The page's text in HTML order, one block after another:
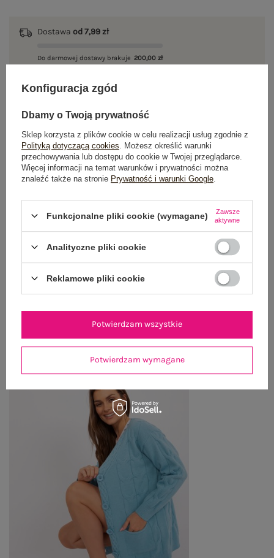
Dostawa od 7,99 zł
Do darmowej dostawy brakuje 200,00 zł
OPIS PRODUKTU
OPINIE O PRODUKCIE (0)
WYSYŁKA I DOSTAWA
ZWROTY I REKLAMACJE
OSTATNIO OGLĄDANE
Konfiguracja zgód
Dbamy o Twoją prywatność
Sklep korzysta z plików cookie w celu realizacji usług zgodnie z
Polityką dotyczącą cookies . Możesz określić warunki
przechowywania lub dostępu do cookie w Twojej przeglądarce.
Więcej informacji na temat warunków i prywatności można
znaleźć także na stronie Prywatność i warunki Google
Funkcjonalne pliki cookie (wymagane)
Zawsze
aktywne
Analityczne pliki cookie
Reklamowe pliki cookie
Potwierdzam wymagane
Potwierdzam wszystkie